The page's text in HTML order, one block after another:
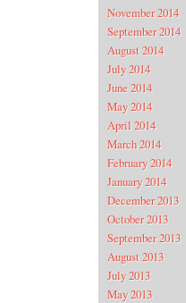
November 2014
September 2014
August 2014
July 2014
June 2014
May 2014
April 2014
March 2014
February 2014
January 2014
December 2013
October 2013
September 2013
August 2013
July 2013
May 2013